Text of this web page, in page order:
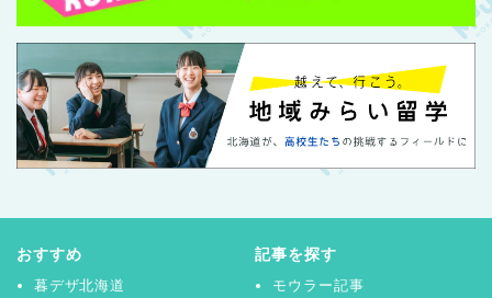
おすすめ
暮デザ北海道
記事を探す
モウラー記事